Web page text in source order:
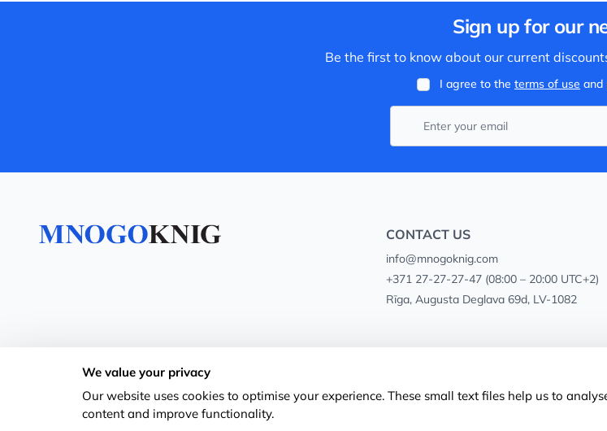
Sign up for our
Be the first to know about our current
I agree to the terms of use and
CONTACT US
info@mnogoknig.com
+371 27-27-27-47(08:00 – 20:00 UTC+2)
Rīga, Augusta Deglava 69d, LV-1082
We value your privacy
Our website uses cookies to optimise your experience. These small text files help us to
content and improve functionality.